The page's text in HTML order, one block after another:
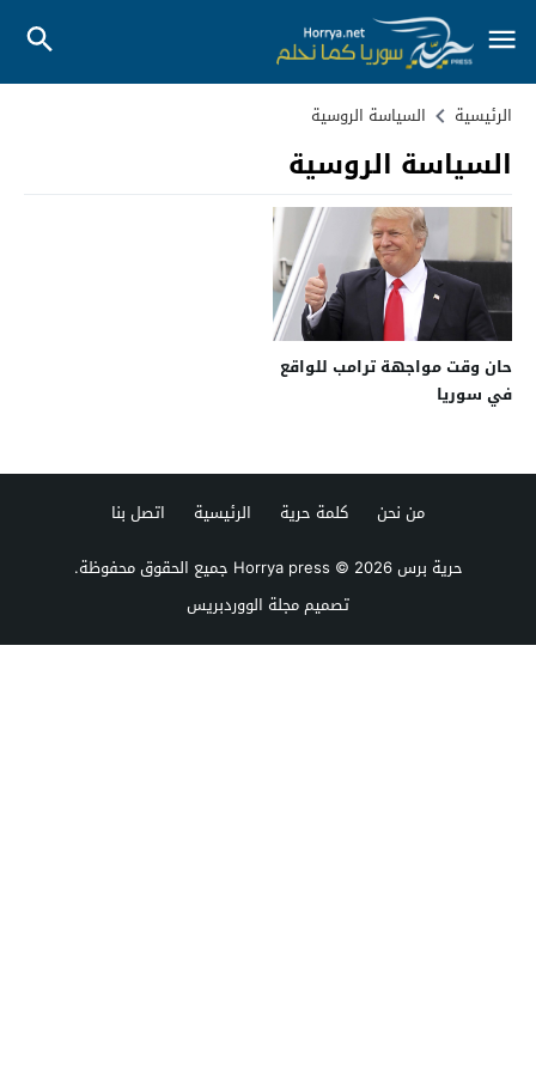
الرئيسية السياسة الروسية
السياسة الروسية
حان وقت مواجهة ترامب للواقع
في سوريا
من نحن كلمة حرية الرئيسية
اتصل بنا
حرية برس Horrya press© 2026 جميع الحقوق محفوظة.
تصميممجلة الووردبريس